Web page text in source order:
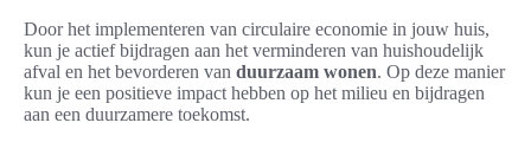
Door het implementeren van circulaire economie in jouw huis,
kun je actief bijdragen aan het verminderen van huishoudelijk
afval en het bevorderen van duurzaam wonen. Op deze manier
kun je een positieve impact hebben op het milieu en bijdragen
aan een duurzamere toekomst.